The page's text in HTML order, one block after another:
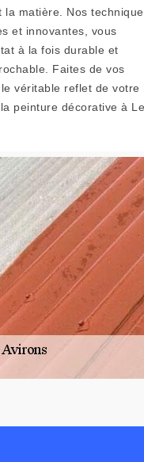
matière. Nos
et innovantes, vous
à la fois durable et
Faites de vos
véritable reflet de votre
peinture décorative à